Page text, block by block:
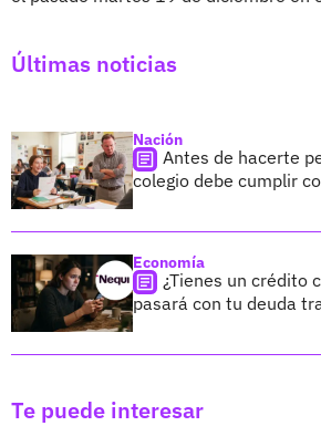
Últimas noticias
Nación
Antes de hacerte
colegio debe cumplir
Economía
¿Tienes un crédito
pasará con tu deuda
Te puede interesar